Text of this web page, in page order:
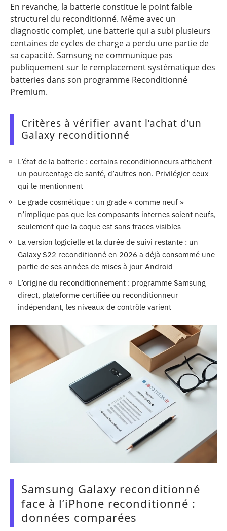
En revanche, la batterie constitue le point faible
structurel du reconditionné. Même avec un
diagnostic complet, une batterie qui a subi plusieurs
centaines de cycles de charge a perdu une partie de
sa capacité. Samsung ne communique pas
publiquement sur le remplacement systématique des
batteries dans son programme Reconditionné
Premium.
Critères à vérifier avant l’achat d’un
Galaxy reconditionné
L’état de la batterie : certains reconditionneurs affichent
un pourcentage de santé, d’autres non. Privilégier ceux
qui le mentionnent
Le grade cosmétique : un grade « comme neuf »
n’implique pas que les composants internes soient neufs,
seulement que la coque est sans traces visibles
La version logicielle et la durée de suivi restante : un
Galaxy S22 reconditionné en 2026 a déjà consommé une
partie de ses années de mises à jour Android
L’origine du reconditionnement : programme Samsung
direct, plateforme certifiée ou reconditionneur
indépendant, les niveaux de contrôle varient
Samsung Galaxy reconditionné
face à l’iPhone reconditionné :
données comparées